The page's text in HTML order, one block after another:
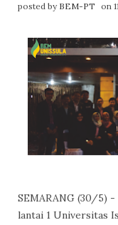
posted by BEM-PT on
SEMARANG (30/5)
lantai 1 Universitas